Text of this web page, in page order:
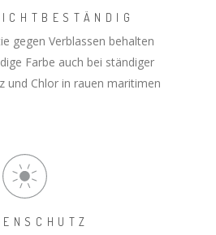
gegen Verblassen behalten
Farbe auch bei ständiger
und Chlor in rauen maritimen